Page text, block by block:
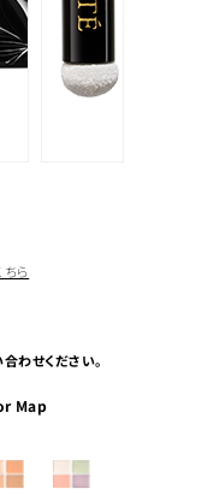
ちら
わせください。
Map